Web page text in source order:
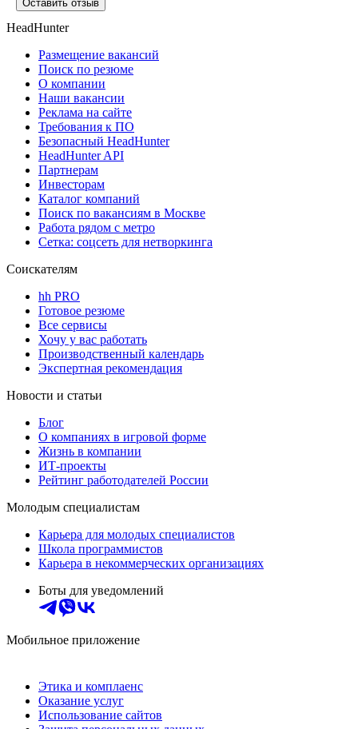
Оставить отзыв
HeadHunter
Размещение вакансий
Поиск по резюме
О компании
Наши вакансии
Реклама на сайте
Требования к ПО
Безопасный HeadHunter
HeadHunter API
Партнерам
Инвесторам
Каталог компаний
Поиск по вакансиям в Москве
Работа рядом с метро
Сетка: соцсеть для нетворкинга
Соискателям
hh PRO
Готовое резюме
Все сервисы
Хочу у вас работать
Производственный календарь
Экспертная рекомендация
Новости и статьи
Блог
О компаниях в игровой форме
Жизнь в компании
ИТ-проекты
Рейтинг работодателей России
Молодым специалистам
Карьера для молодых специалистов
Школа программистов
Карьера в некоммерческих организациях
Боты для уведомлений
Мобильное приложение
Этика и комплаенс
Оказание услуг
Использование сайтов